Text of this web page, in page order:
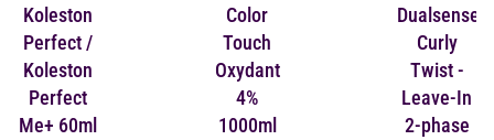
Koleston
Perfect /
Koleston
Perfect
Me+ 60ml
Color
Touch
Oxydant
4%
1000ml
Dualsenses
Curly
Twist -
Leave-In
2-phase